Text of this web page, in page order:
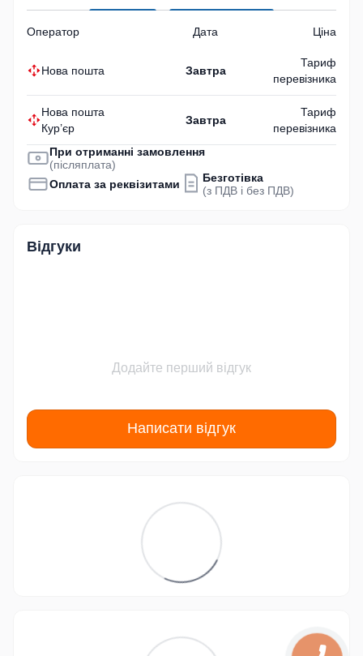
Оператор Дата Ціна
Нова пошта Завтра
Тариф
перевізника
Нова пошта
Кур’єр
Завтра
Тариф
перевізника
При отриманні замовлення
(післяплата)
Оплата за реквізитами
Безготівка
(з ПДВ і без ПДВ)
Відгуки
Додайте перший відгук
Написати відгук